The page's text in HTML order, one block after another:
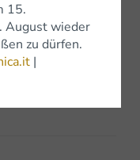
15.
August wieder
zu dürfen.
|